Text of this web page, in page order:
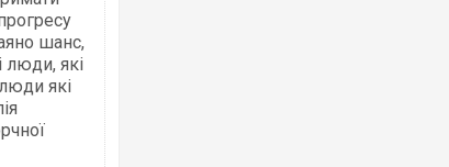
шанс,
які
які